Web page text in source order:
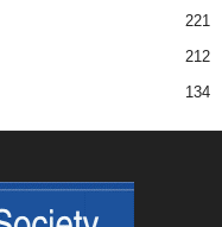
221
212
134